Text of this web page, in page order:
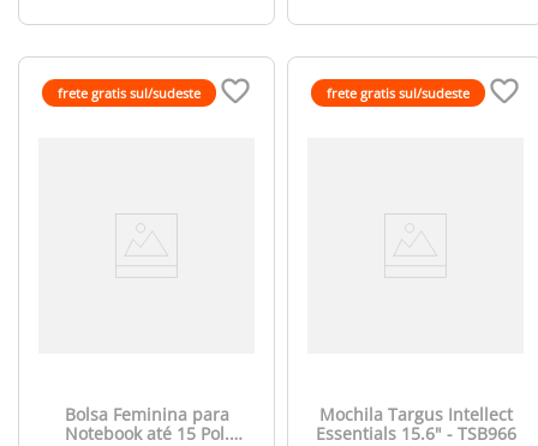
frete gratis sul/sudeste
Bolsa Feminina para
Notebook até 15 Pol.
frete gratis sul/sudeste
Mochila Targus Intellect
Essentials 15.6" - TSB966